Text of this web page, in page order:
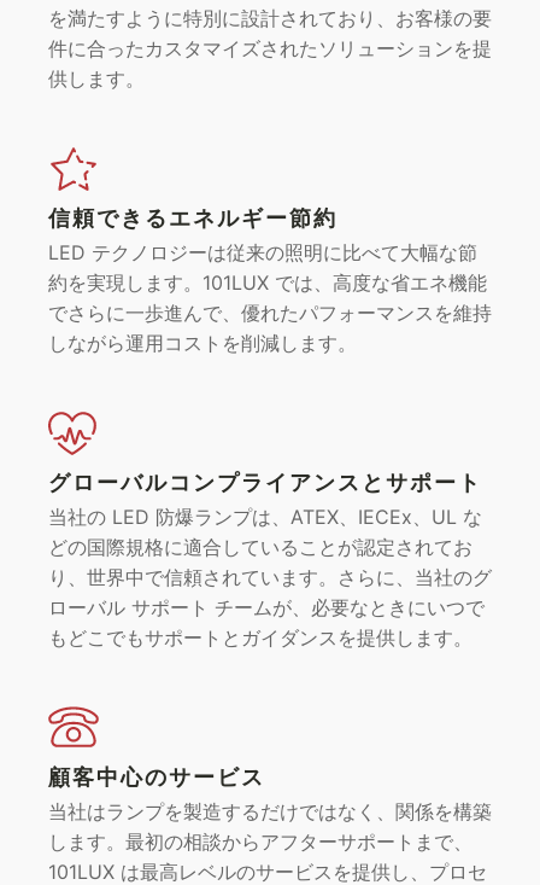
を満たすように特別に設計されており、お客様の要
件に合ったカスタマイズされたソリューションを提
供します。
信頼できるエネルギー節約
LED テクノロジーは従来の照明に比べて大幅な節
約を実現します。101LUX では、高度な省エネ機能
でさらに一歩進んで、優れたパフォーマンスを維持
しながら運用コストを削減します。
グローバルコンプライアンスとサポート
当社の LED 防爆ランプは、ATEX、IECEx、UL な
どの国際規格に適合していることが認定されてお
り、世界中で信頼されています。さらに、当社のグ
ローバル サポート チームが、必要なときにいつで
もどこでもサポートとガイダンスを提供します。
顧客中心のサービス
当社はランプを製造するだけではなく、関係を構築
します。最初の相談からアフターサポートまで、
101LUX は最高レベルのサービスを提供し、プロセ